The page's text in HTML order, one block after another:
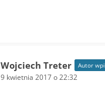
Wojciech Treter Autor
9 kwietnia 2017 o 22:32